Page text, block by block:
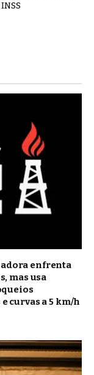
enfrenta
mas usa
curvas a 5 km/h